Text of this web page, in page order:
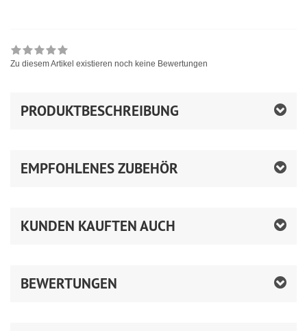
Zu diesem Artikel existieren noch keine Bewertungen
PRODUKTBESCHREIBUNG
EMPFOHLENES ZUBEHÖR
KUNDEN KAUFTEN AUCH
BEWERTUNGEN